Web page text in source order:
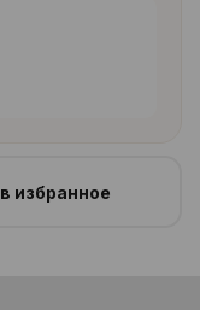
в избранное